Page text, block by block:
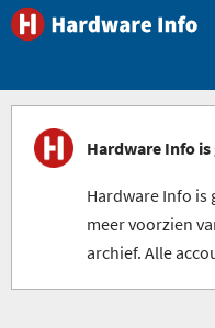
Hardware Info
Hardware Info is
meer voorzien
archief. Alle